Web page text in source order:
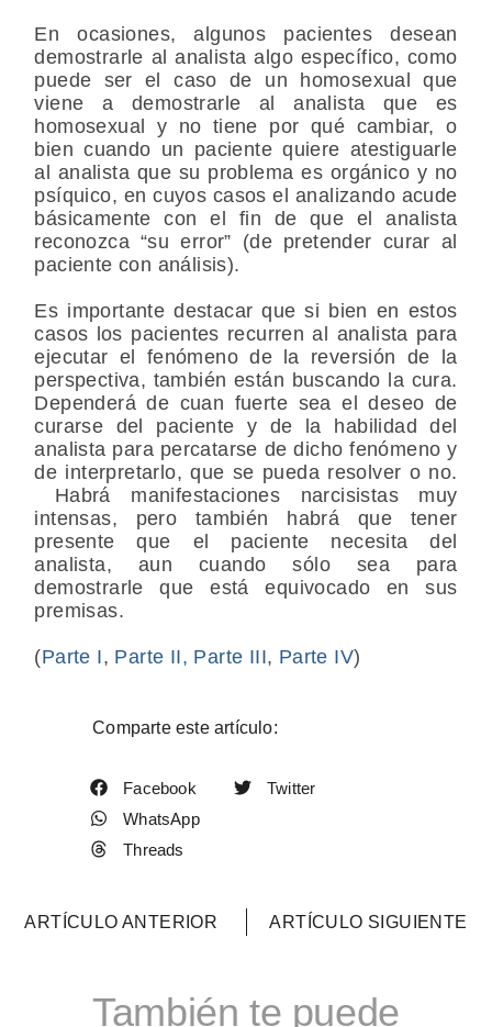
En ocasiones, algunos pacientes desean
demostrarle al analista algo específico, como
puede ser el caso de un homosexual que
viene a demostrarle al analista que es
homosexual y no tiene por qué cambiar, o
bien cuando un paciente quiere atestiguarle
al analista que su problema es orgánico y no
psíquico, en cuyos casos el analizando acude
básicamente con el fin de que el analista
reconozca “su error” (de pretender curar al
paciente con análisis).
Es importante destacar que si bien en estos
casos los pacientes recurren al analista para
ejecutar el fenómeno de la reversión de la
perspectiva, también están buscando la cura.
Dependerá de cuan fuerte sea el deseo de
curarse del paciente y de la habilidad del
analista para percatarse de dicho fenómeno y
de interpretarlo, que se pueda resolver o no.
Habrá manifestaciones narcisistas muy
intensas, pero también habrá que tener
presente que el paciente necesita del
analista, aun cuando sólo sea para
demostrarle que está equivocado en sus
premisas.
(Parte I, Parte II, Parte III, Parte IV)
Comparte este artículo:
Facebook
Twitter
WhatsApp
Threads
ARTÍCULO ANTERIOR ARTÍCULO SIGUIENTE
También te puede